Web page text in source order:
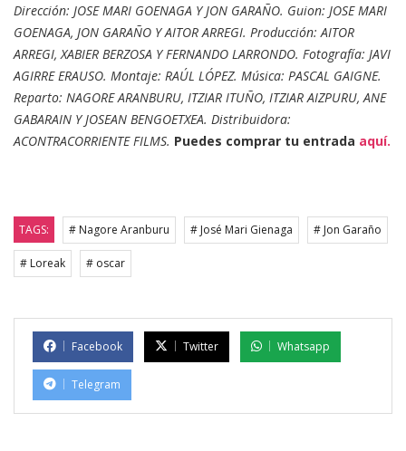
Dirección: JOSE MARI GOENAGA Y JON GARAÑO. Guion: JOSE MARI
GOENAGA, JON GARAÑO Y AITOR ARREGI. Producción: AITOR
ARREGI, XABIER BERZOSA Y FERNANDO LARRONDO. Fotografía: JAVI
AGIRRE ERAUSO. Montaje: RAÚL LÓPEZ. Música: PASCAL GAIGNE.
Reparto: NAGORE ARANBURU, ITZIAR ITUÑO, ITZIAR AIZPURU, ANE
GABARAIN Y JOSEAN BENGOETXEA. Distribuidora:
ACONTRACORRIENTE FILMS. Puedes comprar tu entrada aquí.
TAGS: # Nagore Aranburu # José Mari Gienaga # Jon Garaño
# Loreak # oscar
Facebook Twitter Whatsapp
Telegram